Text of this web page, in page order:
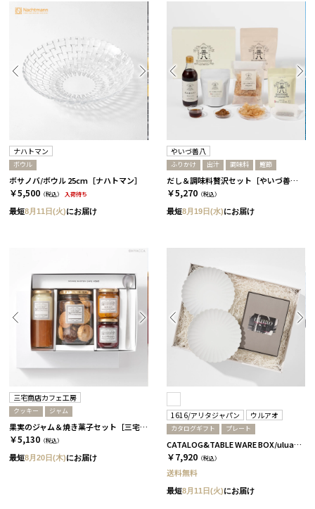
ナハトマン
ボウル
ボサノバ/ボウル 25cm［ナハトマン］
￥5,500 （税込） 入荷待ち
最短8月11日(火)にお届け
やいづ善八
ふりかけ 出汁 調味料 鰹節
だし＆調味料贅沢セット［やいづ善八］
￥5,270 （税込）
最短8月19日(水)にお届け
三宅商店カフェ工房
クッキー ジャム
果実のジャム＆焼き菓子セット［三宅商店カフェ工房］
￥5,130 （税込）
最短8月20日(木)にお届け
1616/アリタジャパン ウルアオ
カタログギフト プレート
CATALOG&TABLE WARE BOX/uluao/パレスプレート160 2枚セット/全5種 アウレリアーナ
￥7,920 （税込）
送料無料
最短8月11日(火)にお届け